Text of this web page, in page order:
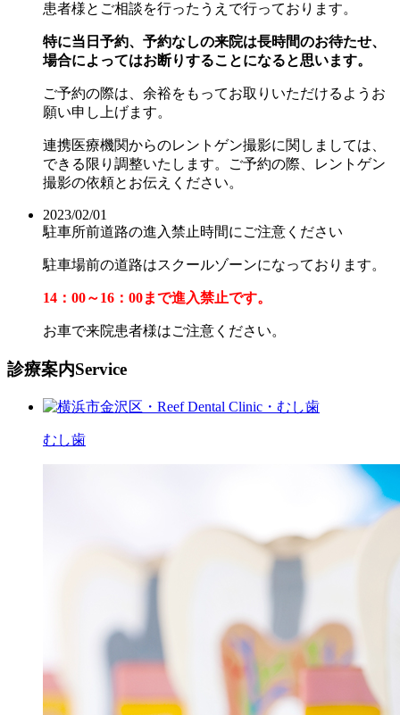
患者様とご相談を行ったうえで行っております。
特に当日予約、予約なしの来院は長時間のお待たせ、
場合によってはお断りすることになると思います。
ご予約の際は、余裕をもってお取りいただけるようお
願い申し上げます。
連携医療機関からのレントゲン撮影に関しましては、
できる限り調整いたします。ご予約の際、レントゲン
撮影の依頼とお伝えください。
2023/02/01
駐車所前道路の進入禁止時間にご注意ください
駐車場前の道路はスクールゾーンになっております。
14：00～16：00まで進入禁止です。
お車で来院患者様はご注意ください。
診療案内Service
むし歯